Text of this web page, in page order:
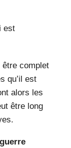
est
être complet
qu’il est
alors les
être long